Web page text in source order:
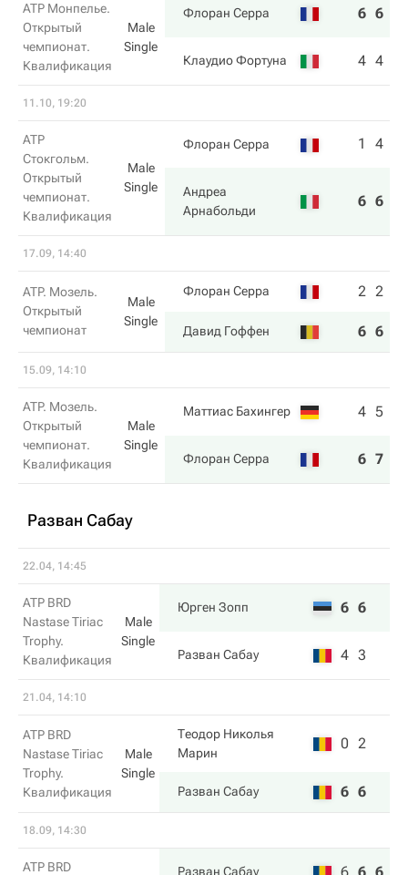
ATP Монпелье.
Открытый
чемпионат.
Квалификация
Male
Single
Флоран Серра 6 6
Клаудио Фортуна 4 4
11.10, 19:20
ATP
Стокгольм.
Открытый
чемпионат.
Квалификация
Male
Single
Флоран Серра 1 4
Андреа
Арнабольди
6 6
17.09, 14:40
ATP. Мозель.
Открытый
чемпионат
Male
Single
Флоран Серра 2 2
Давид Гоффен 6 6
15.09, 14:10
ATP. Мозель.
Открытый
чемпионат.
Квалификация
Male
Single
Маттиас Бахингер 4 5
Флоран Серра 6 7
Разван Сабау
22.04, 14:45
ATP BRD
Nastase Tiriac
Trophy.
Квалификация
Male
Single
Юрген Зопп 6 6
Разван Сабау 4 3
21.04, 14:10
ATP BRD
Nastase Tiriac
Trophy.
Квалификация
Male
Single
Теодор Николья
Марин
0 2
Разван Сабау 6 6
18.09, 14:30
ATP BRD
Разван Сабау